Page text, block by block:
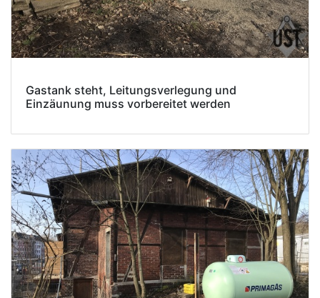
Gastank steht, Leitungsverlegung und
Einzäunung muss vorbereitet werden